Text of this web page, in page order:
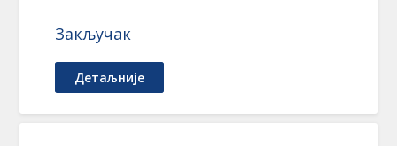
Закључак
Детаљније